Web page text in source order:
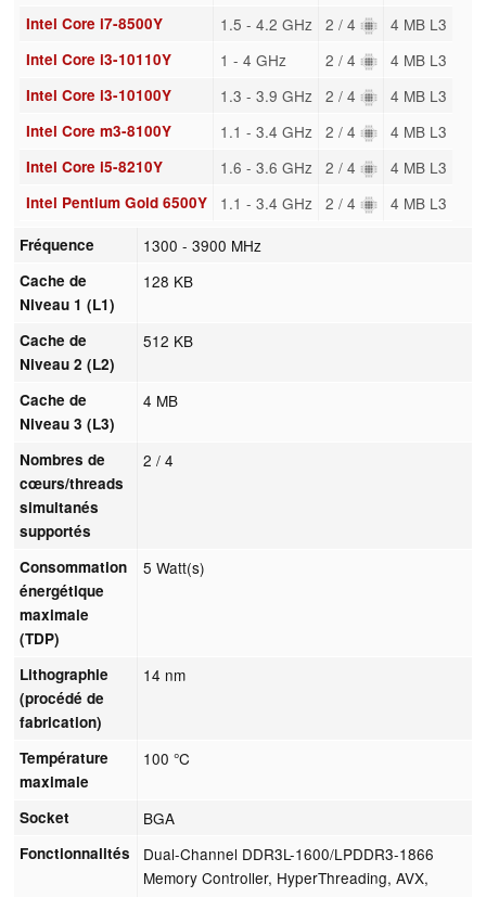
Intel Core i7-8500Y 1.5 - 4.2 GHz 2 / 4 4 MB L3
Intel Core i3-10110Y 1 - 4 GHz 2 / 4 4 MB L3
Intel Core i3-10100Y 1.3 - 3.9 GHz 2 / 4 4 MB L3
Intel Core m3-8100Y 1.1 - 3.4 GHz 2 / 4 4 MB L3
Intel Core i5-8210Y 1.6 - 3.6 GHz 2 / 4 4 MB L3
Intel Pentium Gold 6500Y 1.1 - 3.4 GHz 2 / 4 4 MB L3
Fréquence 1300 - 3900 MHz
Cache de
Niveau 1 (L1)
128 KB
Cache de
Niveau 2 (L2)
512 KB
Cache de
Niveau 3 (L3)
4 MB
Nombres de
cœurs/threads
simultanés
supportés
2 / 4
Consommation
énergétique
maximale
(TDP)
5 Watt(s)
Lithographie
(procédé de
fabrication)
14 nm
Température
maximale
100 °C
Socket BGA
Fonctionnalités
Dual-Channel DDR3L-1600/LPDDR3-1866
Memory Controller, HyperThreading, AVX,